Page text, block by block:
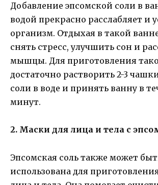
Добавление эпсомской соли в
водой прекрасно расслабляет и
организм. Отдыхая в такой
снять стресс, улучшить сон и
мышцы. Для приготовления
достаточно растворить 2-3
соли в воде и принять ванну в
минут.
2. Маски для лица и тела с
Эпсомская соль также может
использована для